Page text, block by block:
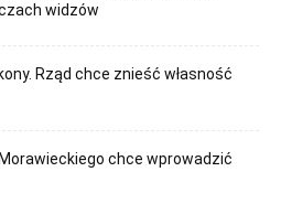
widzów
Rząd chce znieść własność
chce wprowadzić